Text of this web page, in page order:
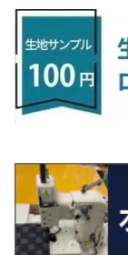
H27/1～R5/6 30系
R5/6～ 40系
H24/4～29/10 20
ヴィッツ
H22/12～R2/3 130
ヴォクシー
H26/1～R4/1 80系
R4/1～ 90系
エスクァイア
H26/10～R3/12
エスティマ
R3/11～ 20系
H26/10～
ＲＸ
H27/10～R4/7 20
H29/12～R4/7 20
ＵＸ
H30/11～
R2/6~R8/6 15系
R8/6～ 16系
H11/6～H16/10
サクラ
R4/5～ B6AW
シーマ
H13/1～R4/8 F50・
シルビア
H3/1～H11/1 S13・
シルフィ
H23/5～ LA100系
ソルテラ
R4/5~ XEAM10X・
ディアスワゴン
H21/9～R2/4
トレジア
H22/11～H28/3
フォレスター
H24/11～R1/8 GJ
キャロル
H27/1～ HB36/37/
キャロルエコ
H24/11～H27/1
スクラム
H17/9～ DG64/
スクラムトラック
R1/7～ LA650/
H28/11～ M900系
ハイゼット・キャデ
H28/6～R3/9
ハイゼット・カーゴ
H16/12～ S300/
ハイゼット・トラック
H11/1～ S200/
ブーン
H13/9～ DA系
クロスビー(XBEE)
H29/12～R7/10
ジムニー
H3/6～ JA/JB系
ジムニーノマド
R7/4～ JC74W
ジムニーワイド/ジ
H24/10～R2/12 GF
アウトランダーＰＨ
H25/1～ GG/GN系
エクリプスクロス/
H30/3～ GK/GL系
タウンボックス
H26/2～ DS17/
ディグニティ
H24/11～R2/3 JG1
R2/11～ JG3・JG4
N-ONE e:
R7/9~ JG5
N-VAN
H30/7～ JJ1・JJ2
N-VAN e:
R6/10~ JJ3
N‐WGN/
H16/4～28/1 １T
R2/7～ A1D系
ティグアン
H20/9～H29/1 5NC
トゥアレグ
H15/9～H30/4 7L/
パサート
H23/5～H27/7
ザ・ビートル
H27/6～R1/8
ＣＬＳクラス
H30/6～
Ｅクラス
H28/7～
ＧＬＡクラス
H26/5～R2/6
ＧＬＥクラス
ラグマットミニ（S）